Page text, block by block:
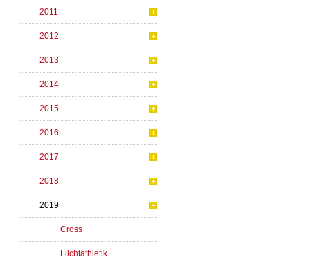
2011
2012
2013
2014
2015
2016
2017
2018
2019
Cross
Liichtathletik